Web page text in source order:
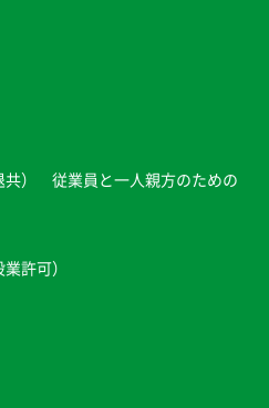
共） 従業員と一人親方のための
許可）